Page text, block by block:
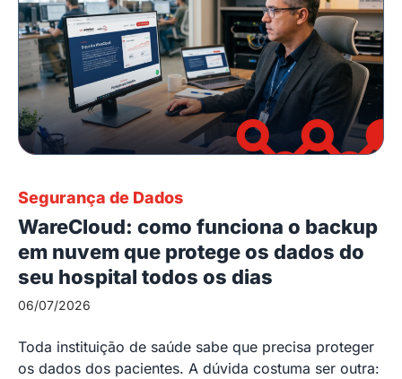
Segurança de Dados
WareCloud: como funciona o backup
em nuvem que protege os dados do
seu hospital todos os dias
06/07/2026
Toda instituição de saúde sabe que precisa proteger
os dados dos pacientes. A dúvida costuma ser outra: